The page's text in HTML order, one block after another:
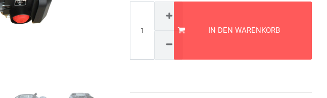
IN DEN WARENKORB